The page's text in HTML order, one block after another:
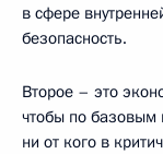
в сфере
безопасность.
Второе – это
чтобы по базовым
ни от кого в